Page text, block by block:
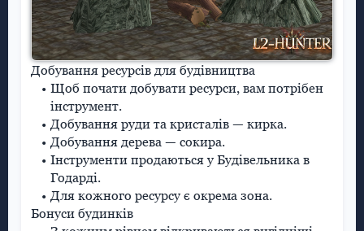
Добування ресурсів для будівництва
Щоб почати добувати ресурси, вам потрібен
інструмент.
Добування руди та кристалів — кирка.
Добування дерева — сокира.
Інструменти продаються у Будівельника в
Годарді.
Для кожного ресурсу є окрема зона.
Бонуси будинків